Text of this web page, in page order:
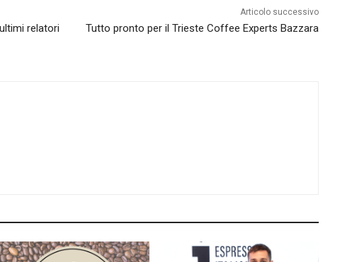
relatori
Articolo successivo
Tutto pronto per il Trieste Coffee Experts Bazzara